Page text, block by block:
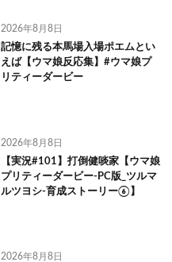
2026年8月8日
記憶に残る本馬場入場ポエムとい
えば【ウマ娘反応集】#ウマ娘プ
リティーダービー
2026年8月8日
【実況#101】打倒健啖家【ウマ娘
プリティーダービー-PC版_ツルマ
ルツヨシ-育成ストーリー⑥】
2026年8月8日